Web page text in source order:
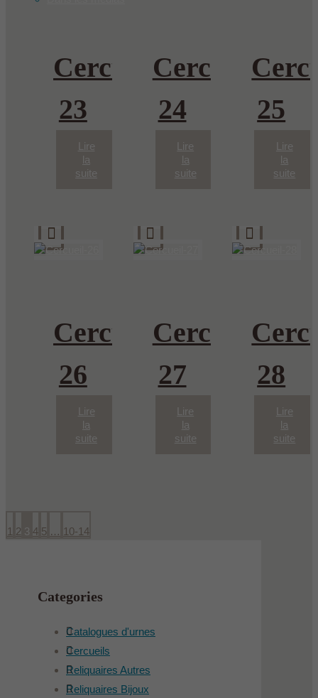
Cercueil-
23
Lire
la
suite
Cercueil-
24
Lire
la
suite
25
Lire
la
suite
Cercueil-
26
Lire
la
suite
Cercueil-
27
Lire
la
suite
28
Lire
la
suite
1 2 3 4 5 … 10-14
Categories
Catalogues d'urnes
Cercueils
Reliquaires Autres
Reliquaires Bijoux